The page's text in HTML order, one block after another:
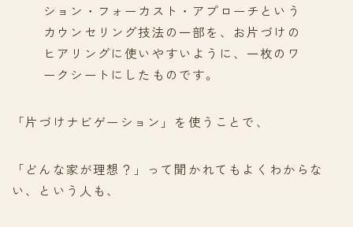
ション・フォーカスト・アプローチという
カウンセリング技法の一部を、お片づけの
ヒアリングに使いやすいように、一枚のワ
ークシートにしたものです。
「片づけナビゲーション」を使うことで、
「どんな家が理想？」って聞かれてもよくわからな
い、という人も、